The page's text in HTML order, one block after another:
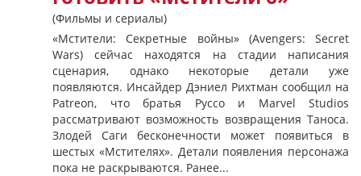
(Фильмы и сериалы)
«Мстители: Секретные войны» (Avengers: Secret
Wars) сейчас находятся на стадии написания
сценария, однако некоторые детали уже
появляются. Инсайдер Дэниел Рихтман сообщил на
Patreon, что братья Руссо и Marvel Studios
рассматривают возможность возвращения Таноса.
Злодей Саги бесконечности может появиться в
шестых «Мстителях». Детали появления персонажа
пока не раскрываются. Ранее...